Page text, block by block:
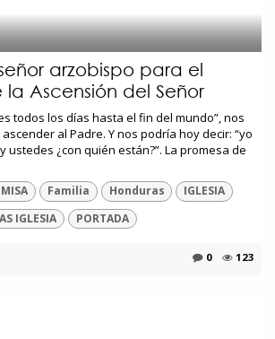
arzobispo para el
Ascensión del Señor
todos los días hasta el fin del mundo”, nos
al Padre. Y nos podría hoy decir: “yo
ustedes ¿con quién están?”. La promesa de
Familia Honduras
IGLESIA
IGLESIA PORTADA
0 123